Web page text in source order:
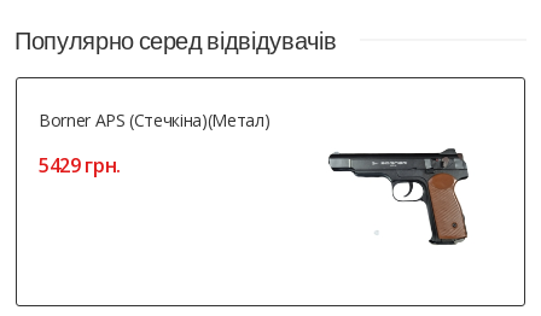
Популярно серед відвідувачів
Borner APS (Стечкіна)(метал)
5429 грн.